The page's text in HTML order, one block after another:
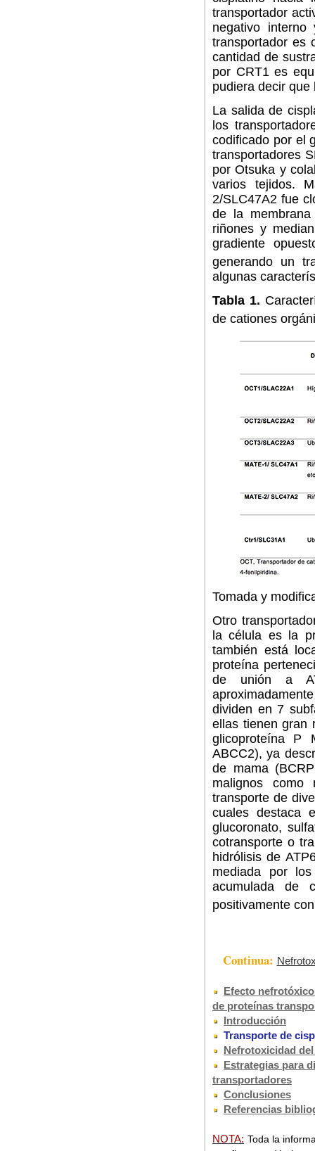
transportador
negativo
transportador es
cantidad de
por CRT1 es
pudiera decir
La salida de
los
codificado por el
transportadores
por Otsuka y
varios tejidos.
2/SLC47A2 fue
de la
riñones y
gradiente
generando un
algunas
Tabla 1.
de cationes
Tomada y
Otro
la célula es la
también está
proteína
de unión a
dividen en 7
ellas tienen gran
glicoproteína P
ABCC2), ya
de mama
malignos
transporte de
cuales destaca
glucoronato,
cotransporte o
hidrólisis de
mediada por
acumulada de
positivamente
Continua:
Efecto
de proteínas
Introducción
Transporte de
Nefrotoxicidad
Estrategias para
transportadores
Conclusiones
Referencias
NOTA: Toda la